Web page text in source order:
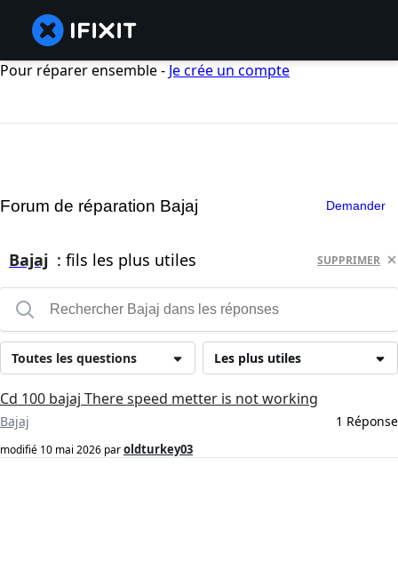
Pour réparer ensemble - Je crée un compte
Forum de réparation Bajaj Demander
Bajaj : fils les plus utiles SUPPRIMER
Les plus utiles
Toutes les questions
Cd 100 bajaj There speed metter is not working
Bajaj 1 Réponse
modifié 10 mai 2026 paroldturkey03